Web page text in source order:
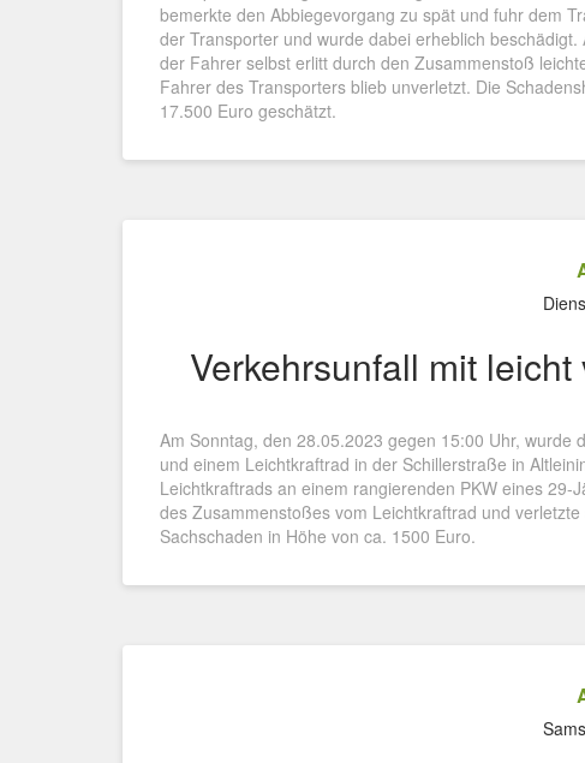
bemerkte den Abbiegevorgang zu spät und fuhr dem
der Transporter und wurde dabei erheblich
der Fahrer selbst erlitt durch den Zusammenstoß
Fahrer des Transporters blieb unverletzt. Die
17.500 Euro geschätzt.
Verkehrsunfall mit
Am Sonntag, den 28.05.2023 gegen 15:00 Uhr, wurde
und einem Leichtkraftrad in der Schillerstraße in
Leichtkraftrads an einem rangierenden PKW eines
des Zusammenstoßes vom Leichtkraftrad und
Sachschaden in Höhe von ca. 1500 Euro.